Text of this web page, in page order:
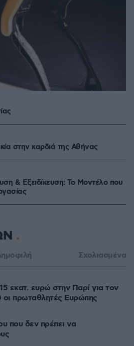
στην καρδιά της Αθήνας
& Εξειδίκευση: Το Mοντέλο που
Σχολιασμένα
εκατ. ευρώ στην Παρί για τον
πρωταθλητές Ευρώπης
που δεν πρέπει να